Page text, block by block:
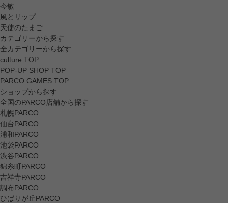
今敏
風とリップ
天使のたまご
カテゴリーから探す
全カテゴリーから探す
culture TOP
POP-UP SHOP TOP
PARCO GAMES TOP
ショップから探す
全国のPARCO店舗から探す
札幌PARCO
仙台PARCO
浦和PARCO
池袋PARCO
渋谷PARCO
錦糸町PARCO
吉祥寺PARCO
調布PARCO
ひばりが丘PARCO